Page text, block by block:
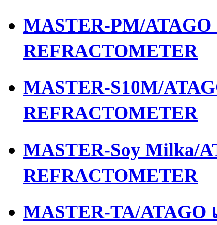
MASTER-PM/
REFRACTOMETER
MASTER-S10M/
REFRACTOMETER
MASTER-Soy Milka/
REFRACTOMETER
MASTER-TA/